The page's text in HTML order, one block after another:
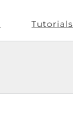
Tutorials